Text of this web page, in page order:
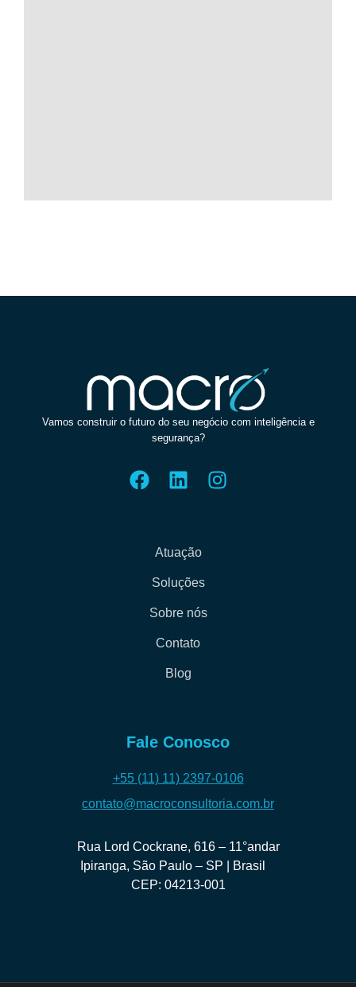
Vamos construir o futuro do seu negócio com inteligência e
segurança?
Atuação
Soluções
Sobre nós
Contato
Blog
Fale Conosco
+55 (11) 11) 2397-0106
contato@macroconsultoria.com.br
Rua Lord Cockrane, 616 – 11°andar
Ipiranga, São Paulo – SP | Brasil
CEP: 04213-001